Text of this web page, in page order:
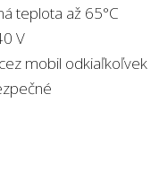
teplota až 65°C
V
mobil odkiaľkoľvek